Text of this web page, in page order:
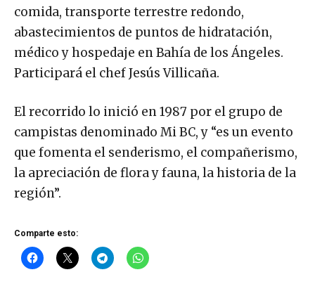
comida, transporte terrestre redondo,
abastecimientos de puntos de hidratación,
médico y hospedaje en Bahía de los Ángeles.
Participará el chef Jesús Villicaña.
El recorrido lo inició en 1987 por el grupo de
campistas denominado Mi BC, y “es un evento
que fomenta el senderismo, el compañerismo,
la apreciación de flora y fauna, la historia de la
región”.
Comparte esto: